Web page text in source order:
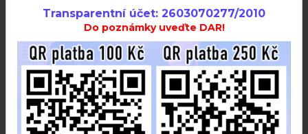
Transparentní účet: 2603070277/2010
Do poznámky uveďte DAR!